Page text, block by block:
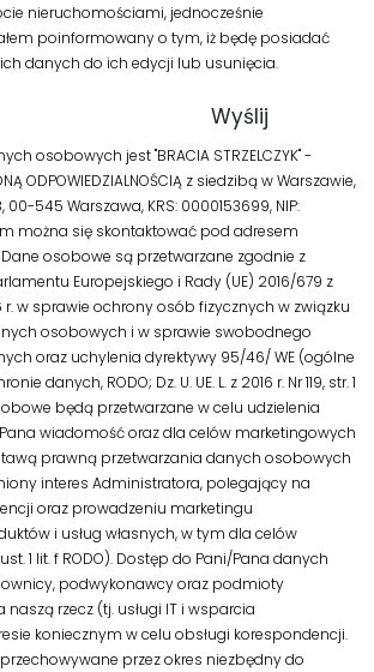
nieruchomościami, jednocześnie
poinformowany o tym, iż będę posiadać
danych do ich edycji lub usunięcia.
osobowych jest "BRACIA STRZELCZYK" -
ODPOWIEDZIALNOŚCIĄ z siedzibą w Warszawie,
00-545 Warszawa, KRS: 0000153699, NIP:
można się skontaktować pod adresem
osobowe są przetwarzane zgodnie z
Europejskiego i Rady (UE) 2016/679 z
r. w sprawie ochrony osób fizycznych w związku
osobowych i w sprawie swobodnego
oraz uchylenia dyrektywy 95/46/ WE (ogólne
danych, RODO; Dz. U. UE. L. z 2016 r. Nr 119, str. 1
będą przetwarzane w celu udzielenia
wiadomość oraz dla celów marketingowych
prawną przetwarzania danych osobowych
interes Administratora, polegający na
oraz prowadzeniu marketingu
i usług własnych, w tym dla celów
1 lit. f RODO). Dostęp do Pani/Pana danych
podwykonawcy oraz podmioty
naszą rzecz (tj. usługi IT i wsparcia
koniecznym w celu obsługi korespondencji.
przez okres niezbędny do